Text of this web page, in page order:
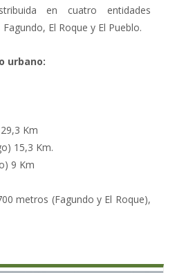
en cuatro entidades
El Roque y El Pueblo.
urbano:
Km
15,3 Km.
9 Km
metros (Fagundo y El Roque),